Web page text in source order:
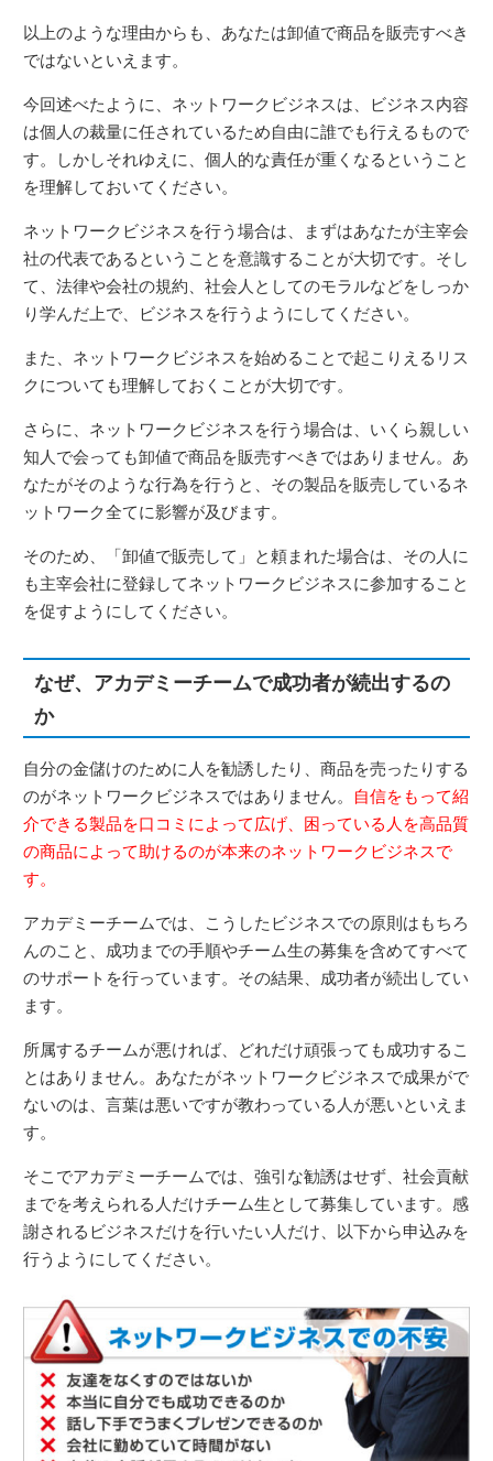
以上のような理由からも、あなたは卸値で商品を販売すべき
ではないといえます。
今回述べたように、ネットワークビジネスは、ビジネス内容
は個人の裁量に任されているため自由に誰でも行えるもので
す。しかしそれゆえに、個人的な責任が重くなるということ
を理解しておいてください。
ネットワークビジネスを行う場合は、まずはあなたが主宰会
社の代表であるということを意識することが大切です。そし
て、法律や会社の規約、社会人としてのモラルなどをしっか
り学んだ上で、ビジネスを行うようにしてください。
また、ネットワークビジネスを始めることで起こりえるリス
クについても理解しておくことが大切です。
さらに、ネットワークビジネスを行う場合は、いくら親しい
知人で会っても卸値で商品を販売すべきではありません。あ
なたがそのような行為を行うと、その製品を販売しているネ
ットワーク全てに影響が及びます。
そのため、「卸値で販売して」と頼まれた場合は、その人に
も主宰会社に登録してネットワークビジネスに参加すること
を促すようにしてください。
なぜ、アカデミーチームで成功者が続出するの
か
自分の金儲けのために人を勧誘したり、商品を売ったりする
のがネットワークビジネスではありません。
自信をもって紹
介できる製品を口コミによって広げ、困っている人を高品質
の商品によって助けるのが本来のネットワークビジネスで
す。
アカデミーチームでは、こうしたビジネスでの原則はもちろ
んのこと、成功までの手順やチーム生の募集を含めてすべて
のサポートを行っています。その結果、成功者が続出してい
ます。
所属するチームが悪ければ、どれだけ頑張っても成功するこ
とはありません。あなたがネットワークビジネスで成果がで
ないのは、言葉は悪いですが教わっている人が悪いといえま
す。
そこでアカデミーチームでは、強引な勧誘はせず、社会貢献
までを考えられる人だけチーム生として募集しています。感
謝されるビジネスだけを行いたい人だけ、以下から申込みを
行うようにしてください。